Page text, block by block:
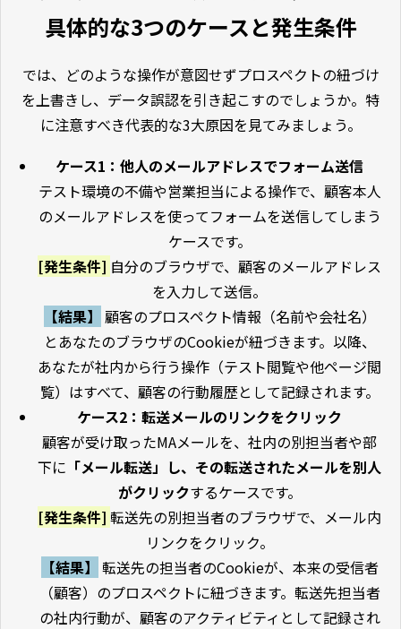
具体的な3つのケースと発生条件
では、どのような操作が意図せずプロスペクトの紐づけ
を上書きし、データ誤認を引き起こすのでしょうか。特
に注意すべき代表的な3大原因を見てみましょう。
ケース1：他人のメールアドレスでフォーム送信
テスト環境の不備や営業担当による操作で、顧客本人
のメールアドレスを使ってフォームを送信してしまう
ケースです。
[発生条件] 自分のブラウザで、顧客のメールアドレス
を入力して送信。
【結果】
顧客のプロスペクト情報（名前や会社名）
とあなたのブラウザのCookieが紐づきます。以降、
あなたが社内から行う操作（テスト閲覧や他ページ閲
覧）はすべて、顧客の行動履歴として記録されます。
ケース2：転送メールのリンクをクリック
顧客が受け取ったMAメールを、社内の別担当者や部
下に 「メール転送」し、その転送されたメールを別人
がクリックするケースです。
[発生条件] 転送先の別担当者のブラウザで、メール内
リンクをクリック。
【結果】 転送先の担当者のCookieが、本来の受信者
（顧客）のプロスペクトに紐づきます。転送先担当者
の社内行動が、顧客のアクティビティとして記録され